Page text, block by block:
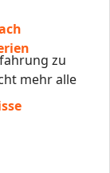
zu
mehr alle